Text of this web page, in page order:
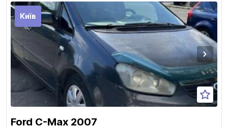
Київ
Ford C-Max 2007